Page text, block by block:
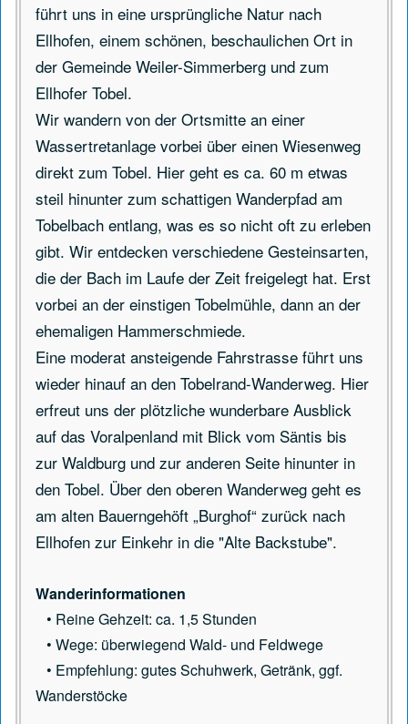
führt uns in eine ursprüngliche Natur nach
Ellhofen, einem schönen, beschaulichen Ort in
der Gemeinde Weiler-Simmerberg und zum
Ellhofer Tobel.
Wir wandern von der Ortsmitte an einer
Wassertretanlage vorbei über einen Wiesenweg
direkt zum Tobel. Hier geht es ca. 60 m etwas
steil hinunter zum schattigen Wanderpfad am
Tobelbach entlang, was es so nicht oft zu erleben
gibt. Wir entdecken verschiedene Gesteinsarten,
die der Bach im Laufe der Zeit freigelegt hat. Erst
vorbei an der einstigen Tobelmühle, dann an der
ehemaligen Hammerschmiede.
Eine moderat ansteigende Fahrstrasse führt uns
wieder hinauf an den Tobelrand-Wanderweg. Hier
erfreut uns der plötzliche wunderbare Ausblick
auf das Voralpenland mit Blick vom Säntis bis
zur Waldburg und zur anderen Seite hinunter in
den Tobel. Über den oberen Wanderweg geht es
am alten Bauerngehöft „Burghof“ zurück nach
Ellhofen zur Einkehr in die "Alte Backstube".
Wanderinformationen
• Reine Gehzeit: ca. 1,5 Stunden
• Wege: überwiegend Wald- und Feldwege
• Empfehlung: gutes Schuhwerk, Getränk, ggf.
Wanderstöcke